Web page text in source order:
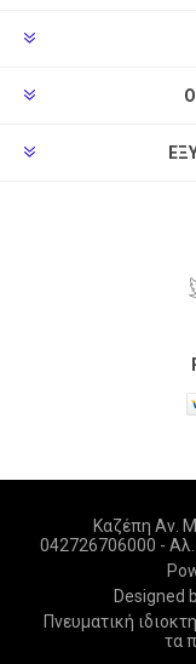
Καζέπη Αν.
042726706000 -
Designed
Πνευματική
τα